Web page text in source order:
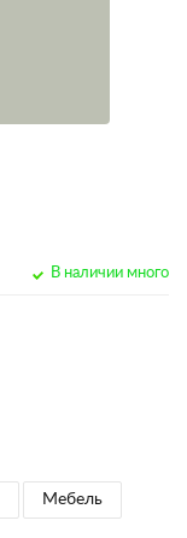
В наличии много
Мебель